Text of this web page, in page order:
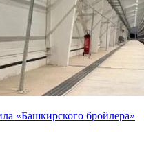
«Башкирского бройлера»